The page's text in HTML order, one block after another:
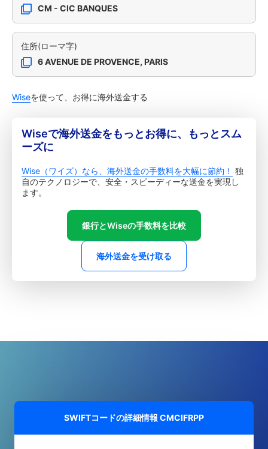
CM - CIC BANQUES
住所(ローマ字)
6 AVENUE DE PROVENCE, PARIS
Wiseを使って、お得に海外送金する
Wiseで海外送金をもっとお得に、もっとスム
ーズに
Wise（ワイズ）なら、海外送金の手数料を大幅に節約！ 独
自のテクノロジーで、安全・スピーディーな送金を実現し
ます。
銀行とWiseの手数料を比較
海外送金を受け取る
SWIFTコードの詳細情報 CMCIFRPP